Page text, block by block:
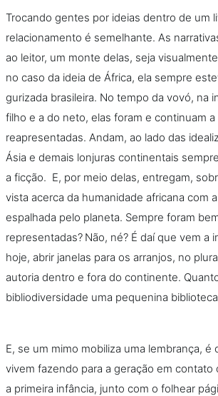
Trocando gentes por ideias dentro de um
relacionamento é semelhante. As
ao leitor, um monte delas, seja
no caso da ideia de África, ela sempre
gurizada brasileira. No tempo da vovó, na
filho e a do neto, elas foram e continuam a
reapresentadas. Andam, ao lado das
Ásia e demais lonjuras continentais
a ficção. E, por meio delas, entregam,
vista acerca da humanidade africana com
espalhada pelo planeta. Sempre foram
representadas? Não, né? É daí que vem a
hoje, abrir janelas para os arranjos, no
autoria dentro e fora do continente.
bibliodiversidade uma pequenina
E, se um mimo mobiliza uma lembrança, é
vivem fazendo para a geração em contato
a primeira infância, junto com o folhear